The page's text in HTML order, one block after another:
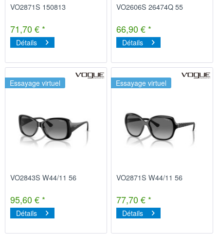
VO2871S 150813
71,70 € *
Détails
VO2606S 26474Q 55
66,90 € *
Détails
Essayage virtuel
VO2843S W44/11 56
95,60 € *
Détails
Essayage virtuel
VO2871S W44/11 56
77,70 € *
Détails